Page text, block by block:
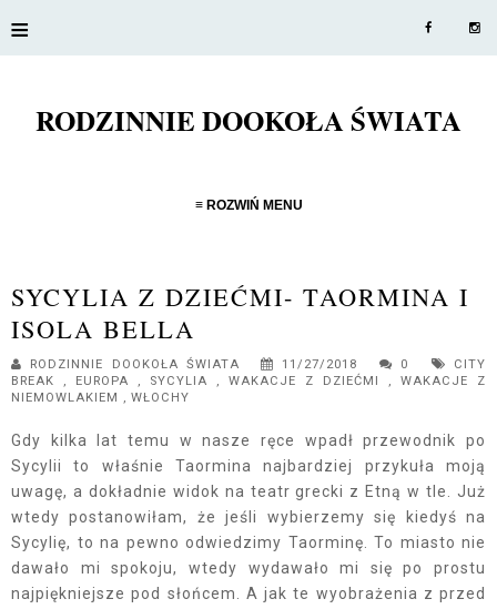
≡
RODZINNIE DOOKOŁA ŚWIATA
≡ ROZWIŃ MENU
SYCYLIA Z DZIEĆMI- TAORMINA I
ISOLA BELLA
RODZINNIE DOOKOŁA ŚWIATA 11/27/2018 0
CITY
BREAK , EUROPA , SYCYLIA , WAKACJE Z DZIEĆMI , WAKACJE Z
NIEMOWLAKIEM , WŁOCHY
Gdy kilka lat temu w nasze ręce wpadł przewodnik po
Sycylii to właśnie Taormina najbardziej przykuła moją
uwagę, a dokładnie widok na teatr grecki z Etną w tle. Już
wtedy postanowiłam, że jeśli wybierzemy się kiedyś na
Sycylię, to na pewno odwiedzimy Taorminę. To miasto nie
dawało mi spokoju, wtedy wydawało mi się po prostu
najpiękniejsze pod słońcem. A jak te wyobrażenia z przed